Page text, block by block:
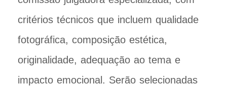
critérios técnicos que incluem qualidade
fotográfica, composição estética,
originalidade, adequação ao tema e
impacto emocional. Serão selecionadas